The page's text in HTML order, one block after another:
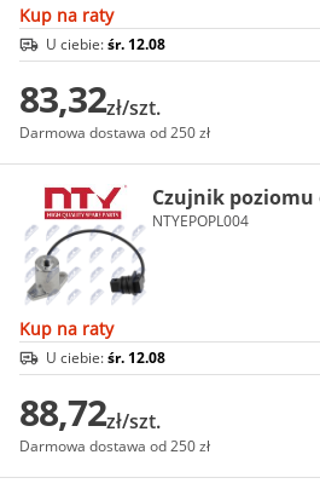
Kup na raty
U ciebie:śr. 12.08
83,32zł/szt.
Darmowa dostawa od 250 zł
Czujnik poziomu
NTYEPOPL004
Kup na raty
U ciebie:śr. 12.08
88,72zł/szt.
Darmowa dostawa od 250 zł